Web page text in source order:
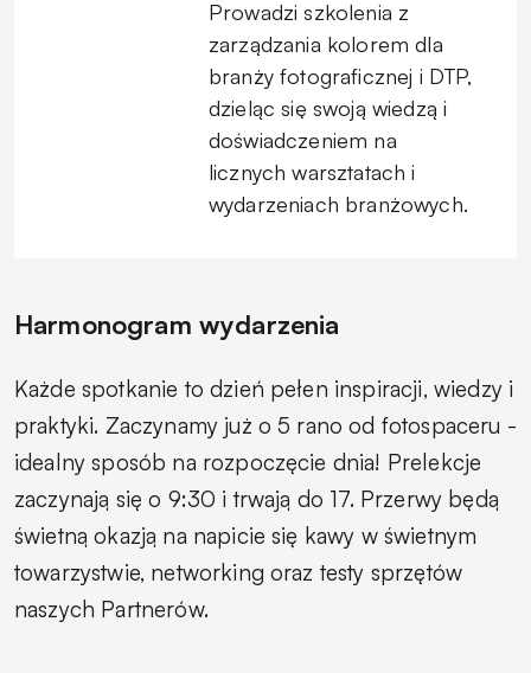
Prowadzi szkolenia z
zarządzania kolorem dla
branży fotograficznej i DTP,
dzieląc się swoją wiedzą i
doświadczeniem na
licznych warsztatach i
wydarzeniach branżowych.
Harmonogram wydarzenia
Każde spotkanie to dzień pełen inspiracji, wiedzy i
praktyki. Zaczynamy już o 5 rano od fotospaceru -
idealny sposób na rozpoczęcie dnia! Prelekcje
zaczynają się o 9:30 i trwają do 17. Przerwy będą
świetną okazją na napicie się kawy w świetnym
towarzystwie, networking oraz testy sprzętów
naszych Partnerów.